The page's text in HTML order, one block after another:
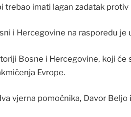
imati lagan zadatak protiv
i Hercegovine na rasporedu je
Bosne i Hercegovine, koji će
Evrope.
vjerna pomoćnika, Davor Beljo